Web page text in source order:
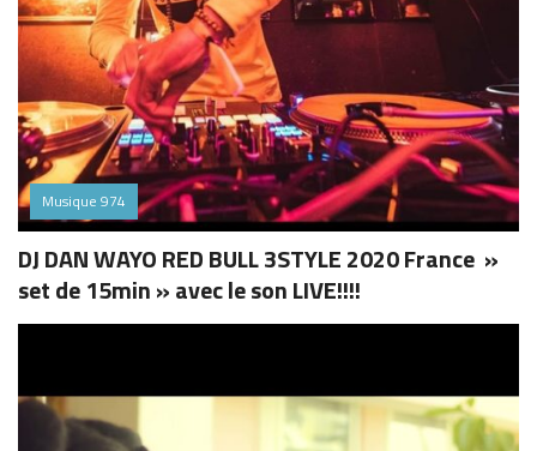
Musique 974
DJ DAN WAYO RED BULL 3STYLE 2020 France »
set de 15min » avec le son LIVE!!!!